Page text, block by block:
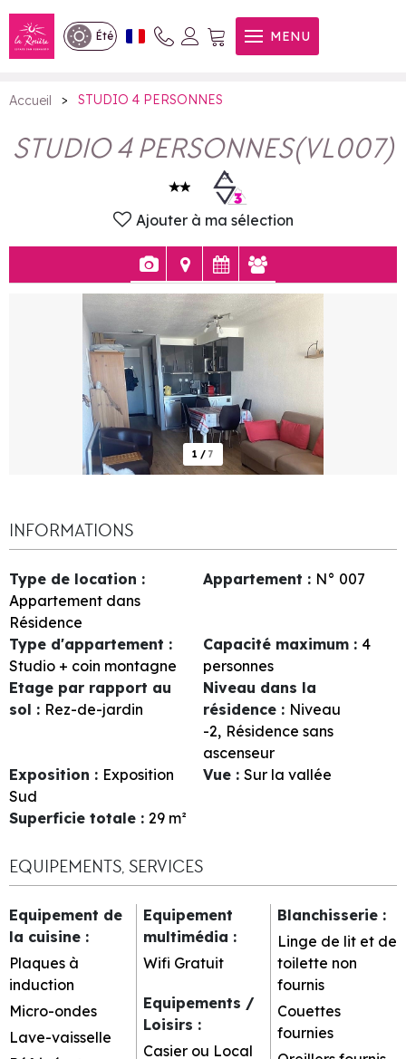
Été MENU
STUDIO 4 PERSONNES
Accueil > STUDIO 4 PERSONNES
STUDIO 4 PERSONNES(VL007)
Ajouter à ma sélection
1 / 7
INFORMATIONS
Type de location :
Appartement dans
Résidence
Appartement : N° 007
Type d'appartement :
Studio + coin montagne
Capacité maximum : 4
personnes
Etage par rapport au
sol : Rez-de-jardin
Niveau dans la
résidence : Niveau
-2 Résidence sans
ascenseur
Exposition : Exposition
Sud
Vue : Sur la vallée
Superficie totale : 29 m²
EQUIPEMENTS, SERVICES
Equipement de
la cuisine :
Plaques à
induction
Micro-ondes
Lave-vaisselle
Equipement
multimédia :
Wifi Gratuit
Equipements /
Loisirs :
Casier ou Local
Blanchisserie :
Linge de lit et de
toilette non
fournis
Couettes
fournies